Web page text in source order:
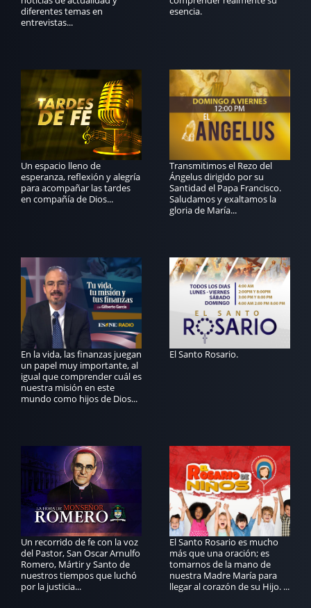
diferentes temas en
entrevistas...
esencia.
Un espacio lleno de
esperanza, reflexión y alegría
para acompañar las tardes
en compañía de Dios...
Transmitimos el Rezo del
Ángelus dirigido por su
Santidad el Papa Francisco.
Saludamos y exaltamos la
gloria de María...
En la vida, las finanzas juegan
un papel muy importante, al
igual que comprender cuál es
nuestra misión en este
mundo como hijos de Dios...
El Santo Rosario.
Un recorrido de fe con la voz
del Pastor, San Oscar Arnulfo
Romero, Mártir y Santo de
nuestros tiempos que luchó
por la justicia...
El Santo Rosario es mucho
más que una oración; es
tomarnos de la mano de
nuestra Madre María para
llegar al corazón de su Hijo. ...